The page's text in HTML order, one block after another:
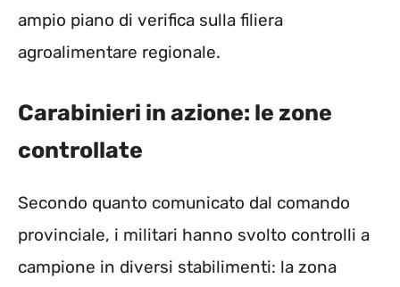
ampio piano di verifica sulla filiera
agroalimentare regionale.
Carabinieri in azione: le zone
controllate
Secondo quanto comunicato dal comando
provinciale, i militari hanno svolto controlli a
campione in diversi stabilimenti: la zona